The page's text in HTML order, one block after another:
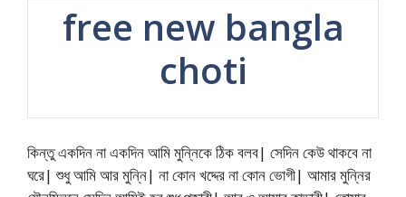
free new bangla
choti
কিন্তু একদিন না একদিন আমি মুন্নিকে ঠিক বলব| সেদিন কেউ থাকবে না
ঘরে| শুধু আমি আর মুন্নি| না কোন খদ্দের না কোন ভোগী| আমার মুন্নির